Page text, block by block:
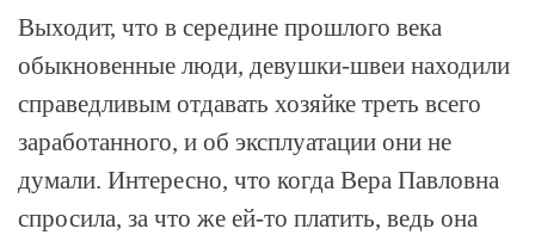
Выходит, что в середине прошлого века
обыкновенные люди, девушки-швеи находили
справедливым отдавать хозяйке треть всего
заработанного, и об эксплуатации они не
думали. Интересно, что когда Вера Павловна
спросила, за что же ей-то платить, ведь она